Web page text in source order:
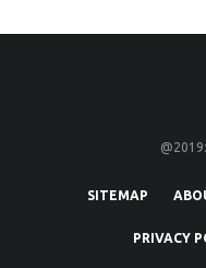
SITEMAP
PRIVACY